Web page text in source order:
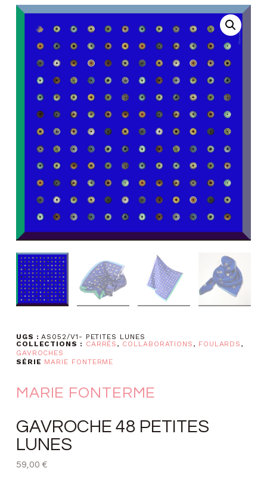
UGS :AS052/V1- PETITES LUNES
COLLECTIONS : CARRÉS , COLLABORATIONS , FOULARDS ,
GAVROCHES
SÉRIE MARIE FONTERME
MARIE FONTERME
GAVROCHE 48 PETITES
LUNES
59,00 €